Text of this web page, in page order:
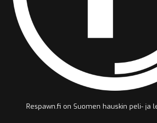
Respawn.fi on Suomen hauskin peli- ja